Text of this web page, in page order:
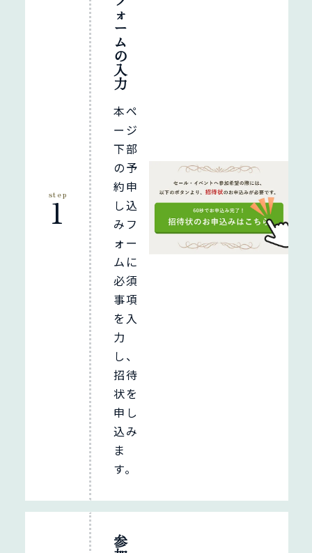
step
1
ォ
ー
ム
の
入
力
本ペ
ージ
下部
の予
約申
し込
みフ
ォー
ムに
必須
事項
を入
力
し、
招待
状を
申し
込み
ま
す。
参